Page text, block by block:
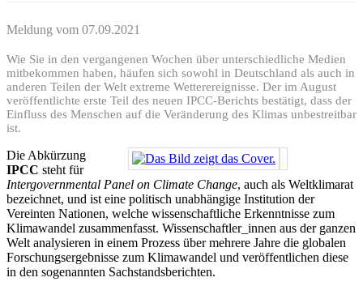
Meldung vom 07.09.2021
Wie Sie in den vergangenen Wochen über unterschiedliche Medien
mitbekommen haben, häufen sich sowohl in Deutschland als auch in
anderen Teilen der Welt extreme Wetterereignisse. Der im August
veröffentlichte erste Teil des neuen IPCC-Berichts bestätigt, dass der
Einfluss des Menschen auf die Veränderung des Klimas unbestreitbar
ist.
Die Abkürzung
IPCC steht für
Intergovernmental Panel on Climate Change, auch als Weltklimarat
bezeichnet, und ist eine politisch unabhängige Institution der
Vereinten Nationen, welche wissenschaftliche Erkenntnisse zum
Klimawandel zusammenfasst. Wissenschaftler_innen aus der ganzen
Welt analysieren in einem Prozess über mehrere Jahre die globalen
Forschungsergebnisse zum Klimawandel und veröffentlichen diese
in den sogenannten Sachstandsberichten.